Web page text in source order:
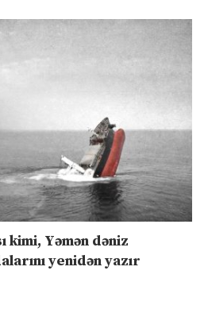
kimi, Yəmən dəniz
yenidən yazır